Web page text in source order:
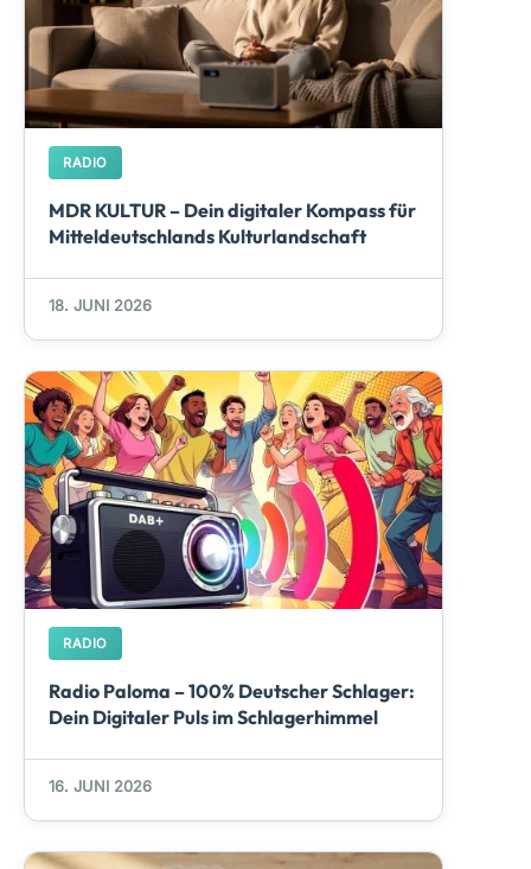
RADIO
MDR KULTUR – Dein digitaler Kompass für
Mitteldeutschlands Kulturlandschaft
18. JUNI 2026
RADIO
Radio Paloma – 100% Deutscher Schlager:
Dein Digitaler Puls im Schlagerhimmel
16. JUNI 2026